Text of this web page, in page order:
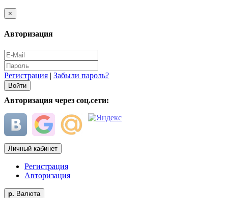
×
Авторизация
Регистрация | Забыли пароль?
Авторизация через соц.сети:
Личный кабинет
Регистрация
Авторизация
р. Валюта